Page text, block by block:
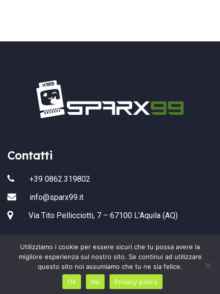
Contatti
+39 0862.319802
info@sparx99.it
Via Tito Pellicciotti, 7 – 67100 L’Aquila (AQ)
Copyright 2022 Sparx99 All Rights Reserved.
Utilizziamo i cookie per essere sicuri che tu possa avere la
migliore esperienza sul nostro sito. Se continui ad utilizzare
questo sito noi assumiamo che tu ne sia felice.
Ok
No Privacy policy